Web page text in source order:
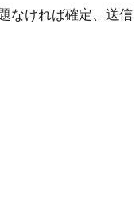
なければ確定、送信